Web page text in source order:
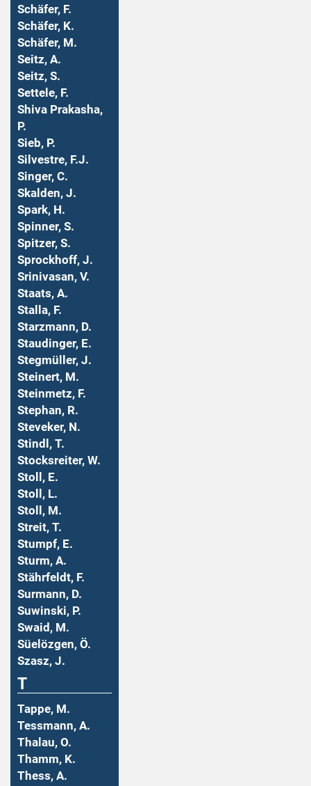
Schäfer, F.
Schäfer, K.
Schäfer, M.
Seitz, A.
Seitz, S.
Settele, F.
Shiva Prakasha,
P.
Sieb, P.
Silvestre, F.J.
Singer, C.
Skalden, J.
Spark, H.
Spinner, S.
Spitzer, S.
Sprockhoff, J.
Srinivasan, V.
Staats, A.
Stalla, F.
Starzmann, D.
Staudinger, E.
Stegmüller, J.
Steinert, M.
Steinmetz, F.
Stephan, R.
Steveker, N.
Stindl, T.
Stocksreiter, W.
Stoll, E.
Stoll, L.
Stoll, M.
Streit, T.
Stumpf, E.
Sturm, A.
Stährfeldt, F.
Surmann, D.
Suwinski, P.
Swaid, M.
Süelözgen, Ö.
Szasz, J.
T
Tappe, M.
Tessmann, A.
Thalau, O.
Thamm, K.
Thess, A.